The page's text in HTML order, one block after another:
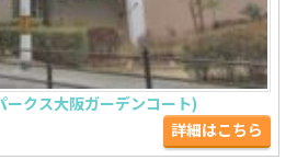
クス大阪ガーデンコート)
詳細はこちら